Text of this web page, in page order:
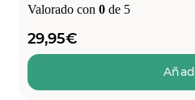
Valorado con 0 de 5
29,95€